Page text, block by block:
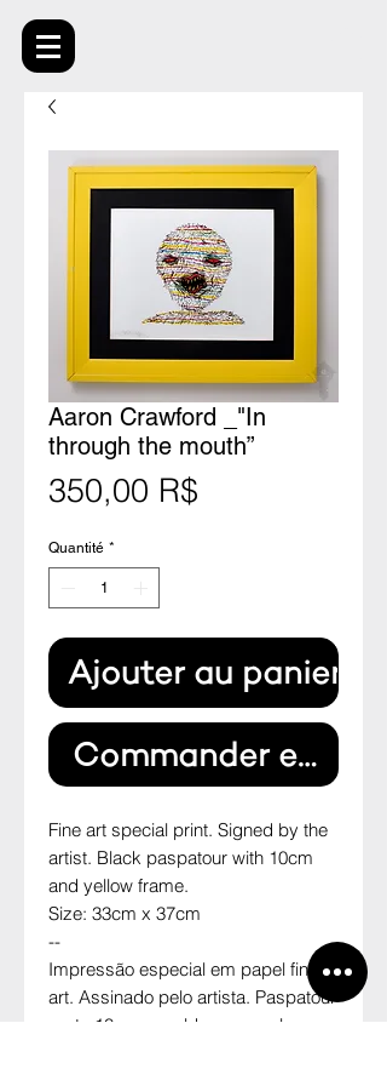
Aaron Crawford _"In
through the mouth”
350,00 R$
Quantité *
Ajouter au panier
Commander et
Fine art special print. Signed by the
artist. Black paspatour with 10cm
and yellow frame.
Size: 33cm x 37cm
--
Impressão especial em papel fine
art. Assinado pelo artista. Paspatour
preto 10cm e moldura amarela.